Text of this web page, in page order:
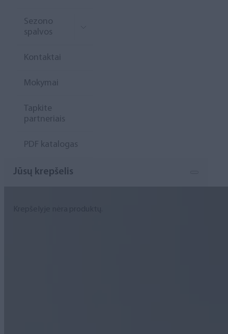
Sezono
spalvos
Kontaktai
Mokymai
Tapkite
partneriais
PDF katalogas
Jūsų krepšelis